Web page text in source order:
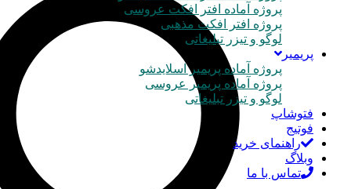
پروژه آماده افتر افکت عروسی
پروژه افتر افکت مذهبی
لوگو و تیزر تبلیغاتی
پریمیر
پروژه آماده پریمیر اسلایدشو
پروژه آماده پریمیر عروسی
لوگو و تیزر تبلیغاتی
فتوشاپ
فوتیج
راهنمای خرید
وبلاگ
تماس با ما